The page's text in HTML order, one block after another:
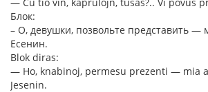
Блок:
– О, девушки, позвольте представить —
Есенин.
Blok diras:
— Ho, knabinoj, permesu prezenti — mia
Jesenin.